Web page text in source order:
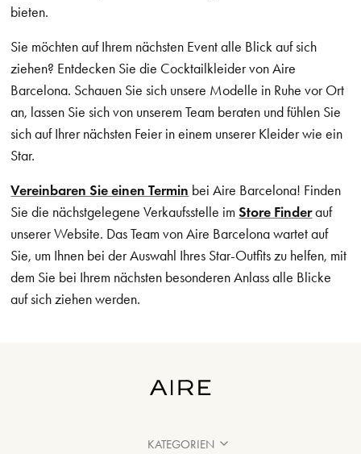
bieten.
Sie möchten auf Ihrem nächsten Event alle Blick auf sich
ziehen? Entdecken Sie die Cocktailkleider von Aire
Barcelona. Schauen Sie sich unsere Modelle in Ruhe vor Ort
an, lassen Sie sich von unserem Team beraten und fühlen Sie
sich auf Ihrer nächsten Feier in einem unserer Kleider wie ein
Star.
Vereinbaren Sie einen Termin bei Aire Barcelona! Finden
Sie die nächstgelegene Verkaufsstelle imStore Finderauf
unserer Website. Das Team von Aire Barcelona wartet auf
Sie, um Ihnen bei der Auswahl Ihres Star-Outfits zu helfen, mit
dem Sie bei Ihrem nächsten besonderen Anlass alle Blicke
auf sich ziehen werden.
KATEGORIEN